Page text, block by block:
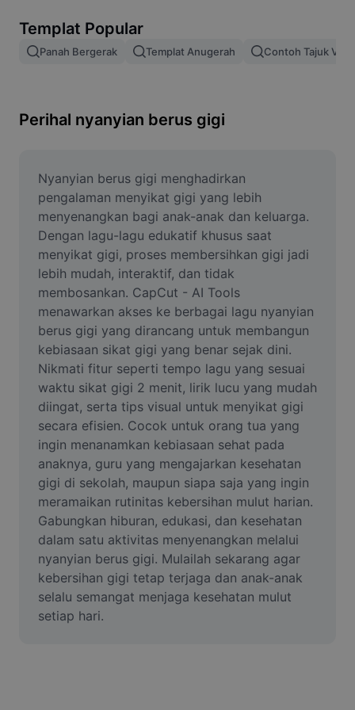
Gabungan imej
Ubah Saiz Imej
Penjana Meme
AI Text Remover
AI People Remover
AI Inpainting
Face Cutout
Video
Alih keluar latar video
Pertingkat kualiti
Editor Video
Pangkas Video
Tambahkan Sari Kata pada Video
Penukar Video
Templat Popular
Panah Bergerak Templat Anugerah Contoh Tajuk
Perihal nyanyian berus gigi
Nyanyian berus gigi menghadirkan
pengalaman menyikat gigi yang lebih
menyenangkan bagi anak-anak dan keluarga.
Dengan lagu-lagu edukatif khusus saat
menyikat gigi, proses membersihkan gigi jadi
lebih mudah, interaktif, dan tidak
membosankan. CapCut - AI Tools
menawarkan akses ke berbagai lagu nyanyian
berus gigi yang dirancang untuk membangun
kebiasaan sikat gigi yang benar sejak dini.
Nikmati fitur seperti tempo lagu yang sesuai
waktu sikat gigi 2 menit, lirik lucu yang mudah
diingat, serta tips visual untuk menyikat gigi
secara efisien. Cocok untuk orang tua yang
ingin menanamkan kebiasaan sehat pada
anaknya, guru yang mengajarkan kesehatan
gigi di sekolah, maupun siapa saja yang ingin
meramaikan rutinitas kebersihan mulut harian.
Gabungkan hiburan, edukasi, dan kesehatan
dalam satu aktivitas menyenangkan melalui
nyanyian berus gigi. Mulailah sekarang agar
kebersihan gigi tetap terjaga dan anak-anak
selalu semangat menjaga kesehatan mulut
setiap hari.